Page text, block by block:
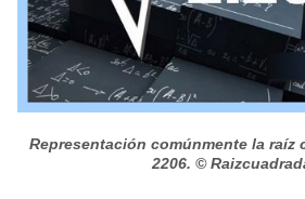
Representación comúnmente la raíz
2206. ©